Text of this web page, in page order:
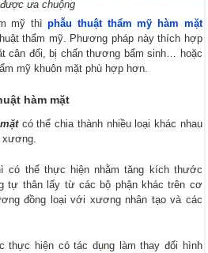
ưa chuộng
mỹ thìphẫu thuật thẩm mỹ hàm mặt
thẩm mỹ. Phương pháp này thích hợp
cân đối, bị chấn thương bẩm sinh… hoặc
mỹ khuôn mặt phù hợp hơn.
hàm mặt
có thể chia thành nhiều loại khác nhau
có thể thực hiện nhằm tăng kích thước
tự thân lấy từ các bộ phận khác trên cơ
đồng loại với xương nhân tạo và các
thực hiện có tác dụng làm thay đổi hình